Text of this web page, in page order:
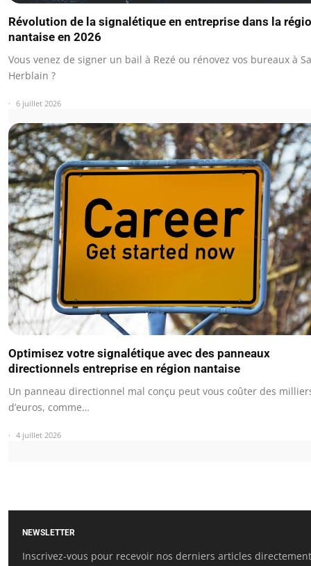
Révolution de la signalétique en entreprise dans la
nantaise en 2026
Vous venez de signer un bail à Rezé ou rénovez vos bureaux à
Herblain ?
6 juillet 2026
Optimisez votre signalétique avec des panneaux
directionnels entreprise en région nantaise
Un panneau directionnel mal conçu peut vous coûter des
d’euros, comme…
4 juillet 2026
NEWSLETTER
Inscrivez-vous pour recevoir nos derniers articles directement